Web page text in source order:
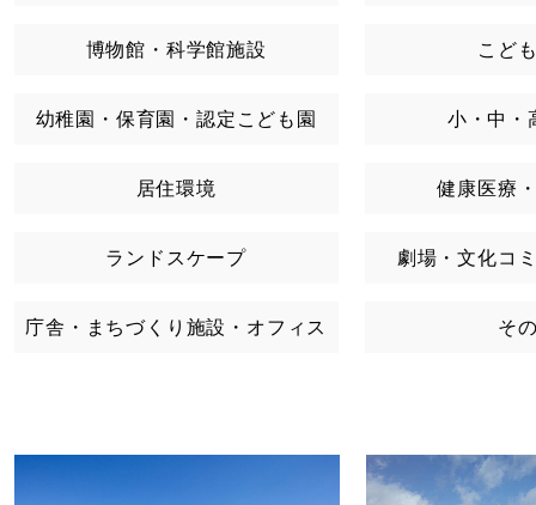
博物館・科学館施設 こど
幼稚園・保育園・認定こども園 小・中・
居住環境 健康医療
ランドスケープ 劇場・文化コ
庁舎・まちづくり施設・オフィス そ